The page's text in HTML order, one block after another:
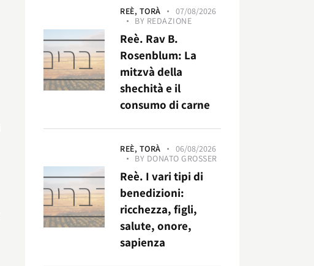
REÈ, TORÀ
07/08/2026
BY REDAZIONE
Reè. Rav B.
Rosenblum: La
mitzvà della
shechità e il
consumo di carne
REÈ, TORÀ
06/08/2026
BY DONATO GROSSER
Reè. I vari tipi di
benedizioni:
ricchezza, figli,
salute, onore,
sapienza